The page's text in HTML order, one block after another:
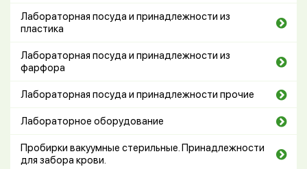
Лабораторная посуда и принадлежности из
пластика
Лабораторная посуда и принадлежности из
фарфора
Лабораторная посуда и принадлежности прочие
Лабораторное оборудование
Пробирки вакуумные стерильные. Принадлежности
для забора крови.